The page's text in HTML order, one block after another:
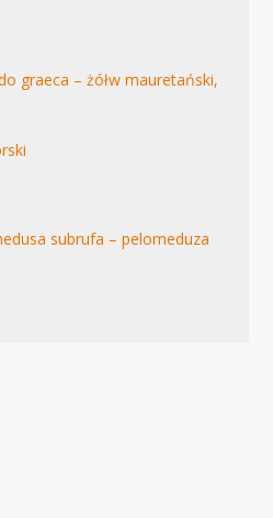
graeca – żółw mauretański,
subrufa – pelomeduza